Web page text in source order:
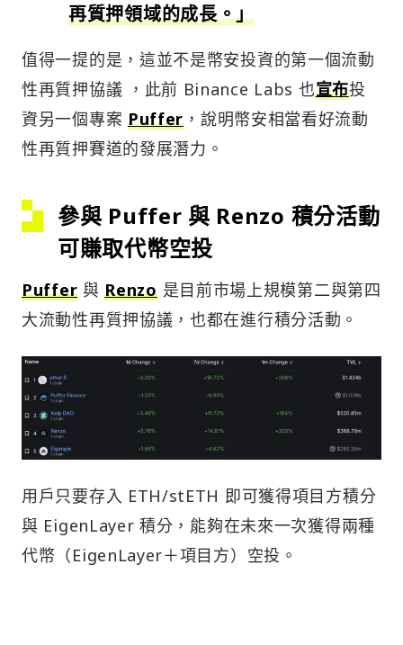
再質押領域的成長。」
值得一提的是，這並不是幣安投資的第一個流動
性再質押協議 ，此前 Binance Labs 也宣布投
資另一個專案 Puffer ，說明幣安相當看好流動
性再質押賽道的發展潛力。
參與 Puffer 與 Renzo 積分活動
可賺取代幣空投
Puffer 與Renzo是目前市場上規模第二與第四
大流動性再質押協議，也都在進行積分活動。
用戶只要存入 ETH/stETH 即可獲得項目方積分
與 EigenLayer 積分，能夠在未來一次獲得兩種
代幣（EigenLayer＋項目方）空投。